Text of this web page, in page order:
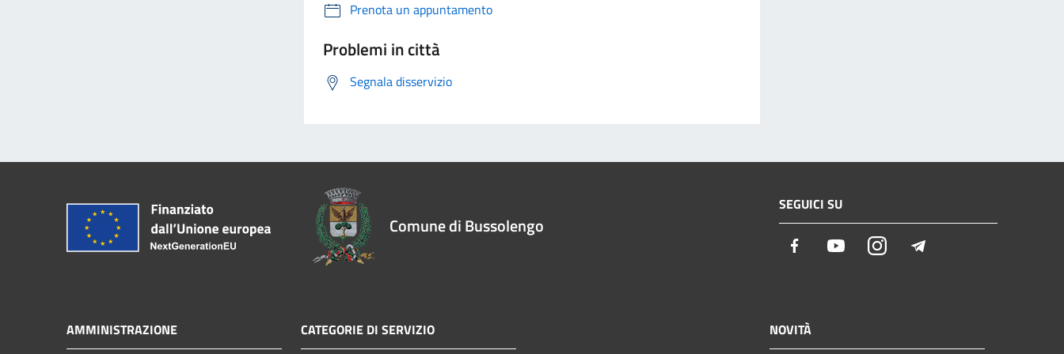
Prenota un appuntamento
Problemi in città
Segnala disservizio
Comune di Bussolengo
SEGUICI SU
Facebook YoutubeInstagram
AMMINISTRAZIONE CATEGORIE DI SERVIZIO NOVITÀ